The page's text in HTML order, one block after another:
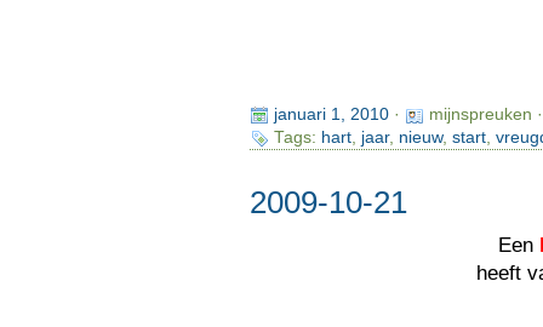
januari 1, 2010·
mijnspreuken
Tags: hart, jaar, nieuw, start,
2009-10-21
Een
heeft